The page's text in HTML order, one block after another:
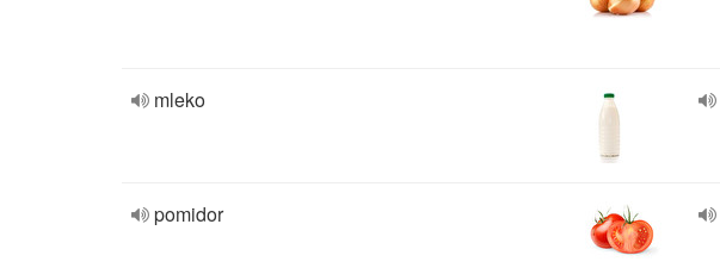
mleko
pomidor